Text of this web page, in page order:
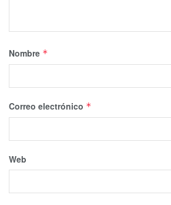
Nombre *
Correo electrónico *
Web